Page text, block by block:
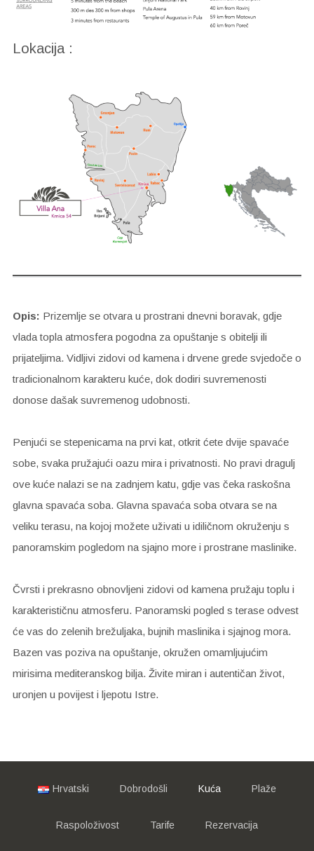
Lokacija :
Opis: Prizemlje se otvara u prostrani dnevni boravak, gdje
vlada topla atmosfera pogodna za opuštanje s obitelji ili
prijateljima. Vidljivi zidovi od kamena i drvene grede svjedoče o
tradicionalnom karakteru kuće, dok dodiri suvremenosti
donose dašak suvremenog udobnosti.
Penjući se stepenicama na prvi kat, otkrit ćete dvije spavaće
sobe, svaka pružajući oazu mira i privatnosti. No pravi dragulj
ove kuće nalazi se na zadnjem katu, gdje vas čeka raskošna
glavna spavaća soba. Glavna spavaća soba otvara se na
veliku terasu, na kojoj možete uživati u idiličnom okruženju s
panoramskim pogledom na sjajno more i prostrane maslinike.
Čvrsti i prekrasno obnovljeni zidovi od kamena pružaju toplu i
karakterističnu atmosferu. Panoramski pogled s terase odvest
će vas do zelenih brežuljaka, bujnih maslinika i sjajnog mora.
Bazen vas poziva na opuštanje, okružen omamljujućim
mirisima mediteranskog bilja. Živite miran i autentičan život,
uronjen u povijest i ljepotu Istre.
Hrvatski Dobrodošli Kuća Plaže
Raspoloživost Tarife Rezervacija